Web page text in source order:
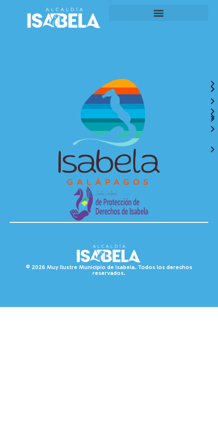
© 2026 Muy Ilustre Municipio de Isabela. Todos los derechos
reservados.